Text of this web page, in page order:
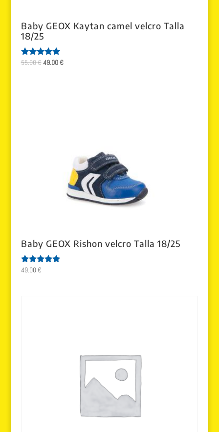
Baby GEOX Kaytan camel velcro Talla
18/25
Valorado
55.00€El
49.00€El
Baby GEOX Rishon velcro Talla 18/25
Valorado
49.00€